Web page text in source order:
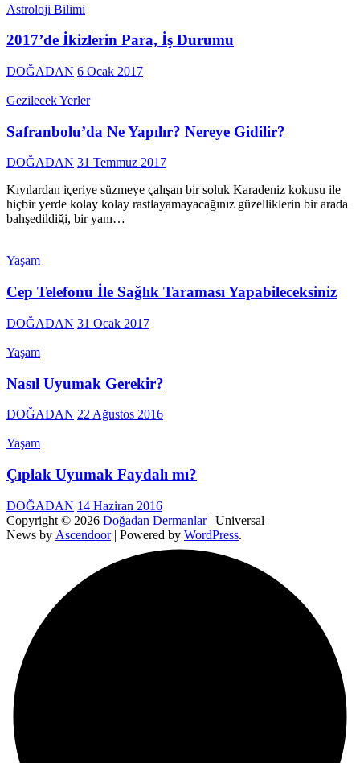
Astroloji Bilimi
2017’de İkizlerin Para, İş Durumu
DOĞADAN 6 Ocak 2017
Gezilecek Yerler
Safranbolu’da Ne Yapılır? Nereye Gidilir?
DOĞADAN 31 Temmuz 2017
Kıyılardan içeriye süzmeye çalışan bir soluk Karadeniz kokusu ile
hiçbir yerde kolay kolay rastlayamayacağınız güzelliklerin bir arada
bahşedildiği, bir yanı…
Yaşam
Cep Telefonu İle Sağlık Taraması Yapabileceksiniz
DOĞADAN 31 Ocak 2017
Yaşam
Nasıl Uyumak Gerekir?
DOĞADAN 22 Ağustos 2016
Yaşam
Çıplak Uyumak Faydalı mı?
DOĞADAN 14 Haziran 2016
Copyright © 2026 Doğadan Dermanlar| Universal
News by Ascendoor| Powered by WordPress.